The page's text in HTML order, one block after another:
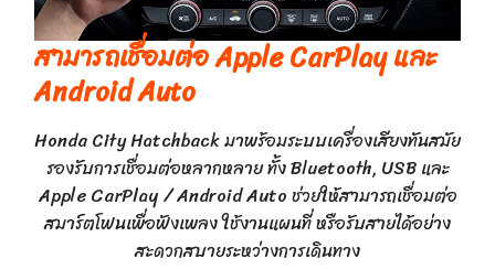
สามารถเชื่อมต่อ Apple CarPlay และ
Android Auto
Honda City Hatchback มาพร้อมระบบเครื่องเสียงทันสมัย
รองรับการเชื่อมต่อหลากหลาย ทั้ง Bluetooth, USB และ
Apple CarPlay / Android Auto ช่วยให้สามารถเชื่อมต่อ
สมาร์ตโฟนเพื่อฟังเพลง ใช้งานแผนที่ หรือรับสายได้อย่าง
สะดวกสบายระหว่างการเดินทาง